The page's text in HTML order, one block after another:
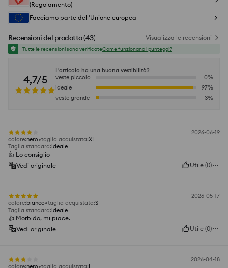
(Regolamento)
Facciamo parte dell'Unione europea
Recensioni del prodotto(43) Visualizza le recensioni
Tutte le recensioni sono verificateCome funzionano i punteggi?
4,7/5
L'articolo ha una buona vestibilità?
veste piccolo
0%
ideale
97%
veste grande
3%
2026-06-19
colore:nero taglia acquistata:XL
Taglia standard:ideale
👍️ Lo consiglio
Vedi originale
Utile (0)
2026-05-17
colore:bianco taglia acquistata:S
Taglia standard:ideale
👍️ Morbido, mi piace.
Vedi originale
Utile (0)
2026-04-18